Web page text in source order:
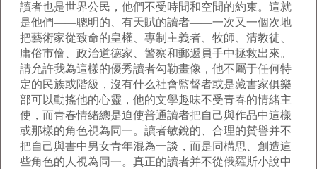
讀者也是世界公民，他們不受時間和空間的約束。這就
是他們——聰明的、有天賦的讀者——一次又一個次地
把藝術家從致命的皇權、專制主義者、牧師、清教徒、
庸俗市儈、政治道德家、警察和郵遞員手中拯救出來。
請允許我為這樣的優秀讀者勾勒畫像，他不屬于任何特
定的民族或階級，沒有什么社會監督者或是藏書家俱樂
部可以動搖他的心靈，他的文學趣味不受青春的情緒主
使，而青春情緒總是迫使普通讀者把自己與作品中這樣
或那樣的角色視為同一。讀者敏銳的、合理的贊譽并不
把自己與書中男女青年混為一談，而是同構思、創造這
些角色的人視為同一。真正的讀者并不從俄羅斯小說中